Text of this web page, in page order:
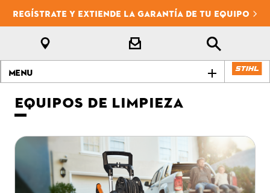
REGÍSTRATE Y EXTIENDE LA GARANTÍA DE TU EQUIPO
Menu
EQUIPOS DE LIMPIEZA